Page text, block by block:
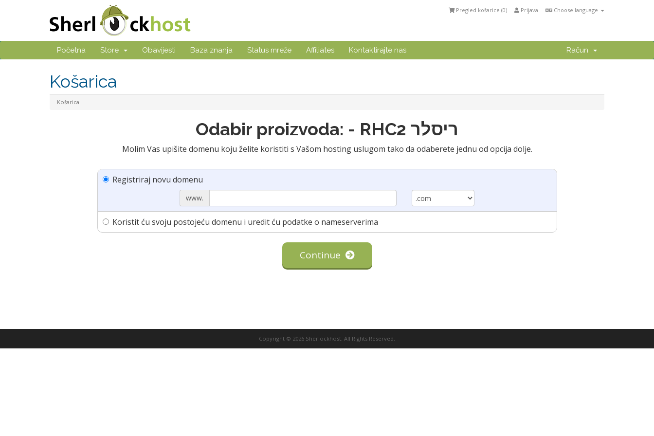
Choose language
Prijava
Pregled košarice (0)
Početna Store Obavijesti Baza znanja Status mreže Affiliates Kontaktirajte nas Račun
Košarica
Košarica
Odabir proizvoda: - RHC2 ריסלר
Molim Vas upišite domenu koju želite koristiti s Vašom hosting uslugom tako da odaberete jednu od opcija dolje.
Registriraj novu domenu
www.
Koristit ću svoju postojeću domenu i uredit ću podatke o nameserverima
Continue
Copyright © 2026 Sherlockhost. All Rights Reserved.